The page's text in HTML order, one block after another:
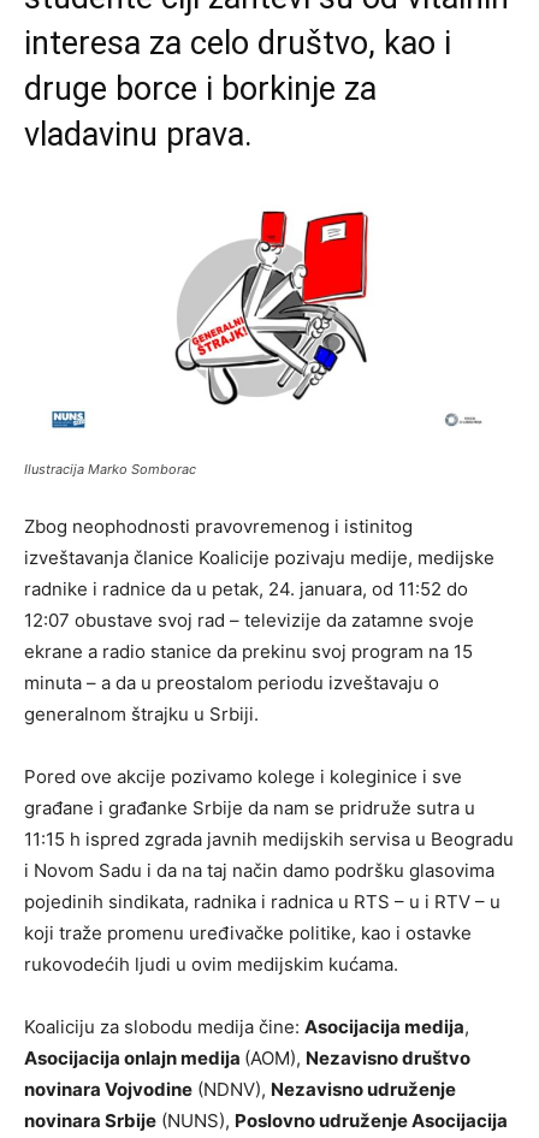
interesa za celo društvo, kao i
druge borce i borkinje za
vladavinu prava.
Ilustracija Marko Somborac
Zbog neophodnosti pravovremenog i istinitog
izveštavanja članice Koalicije pozivaju medije, medijske
radnike i radnice da u petak, 24. januara, od 11:52 do
12:07 obustave svoj rad – televizije da zatamne svoje
ekrane a radio stanice da prekinu svoj program na 15
minuta – a da u preostalom periodu izveštavaju o
generalnom štrajku u Srbiji.
Pored ove akcije pozivamo kolege i koleginice i sve
građane i građanke Srbije da nam se pridruže sutra u
11:15 h ispred zgrada javnih medijskih servisa u Beogradu
i Novom Sadu i da na taj način damo podršku glasovima
pojedinih sindikata, radnika i radnica u RTS – u i RTV – u
koji traže promenu uređivačke politike, kao i ostavke
rukovodećih ljudi u ovim medijskim kućama.
Koaliciju za slobodu medija čine: Asocijacija medija,
Asocijacija onlajn medija (AOM), Nezavisno društvo
novinara Vojvodine (NDNV), Nezavisno udruženje
novinara Srbije (NUNS), Poslovno udruženje Asocijacija